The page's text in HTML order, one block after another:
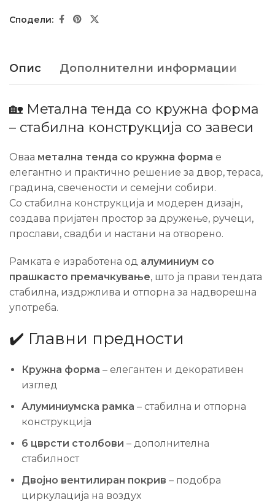
Опис Дополнителни информации
🏡 Метална тенда со кружна форма
– стабилна конструкција со завеси
Оваа метална тенда со кружна форма е
елегантно и практично решение за двор, тераса,
градина, свечености и семејни собири.
Со стабилна конструкција и модерен дизајн,
создава пријатен простор за дружење, ручеци,
прослави, свадби и настани на отворено.
Рамката е изработена од алуминиум со
прашкасто премачкување, што ја прави тендата
стабилна, издржлива и отпорна за надворешна
употреба.
✔️ Главни предности
Кружна форма – елегантен и декоративен
изглед
Алуминиумска рамка – стабилна и отпорна
конструкција
6 цврсти столбови – дополнителна
стабилност
Двојно вентилиран покрив – подобра
циркулација на воздух